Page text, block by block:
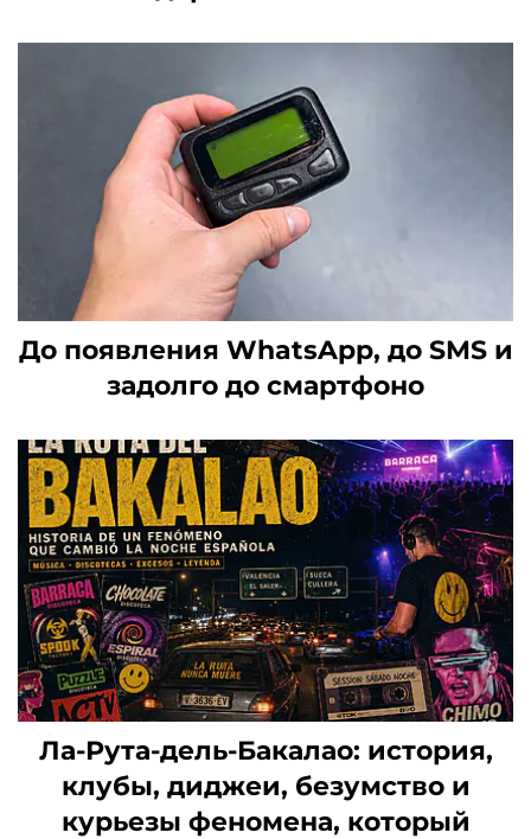
До появления WhatsApp, до SMS и
задолго до смартфоно
Ла-Рута-дель-Бакалао: история,
клубы, диджеи, безумство и
курьезы феномена, который